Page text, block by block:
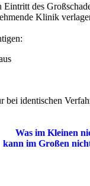
des
Klinik
identischen
Was im Kleinen
kann im Großen